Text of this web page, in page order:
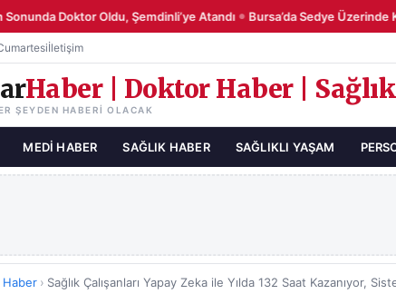
Doktor Oldu, Şemdinli’ye Atandı ● Bursa’da Sedye Üzerinde
İletişim
Haber | Doktor Haber |
ŞEYDEN HABERI OLACAK
MEDI HABER SAĞLIK HABER SAĞLIKLI YAŞAM
Haber ›